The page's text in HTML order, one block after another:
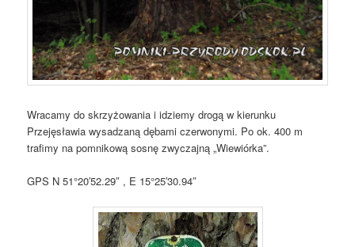
Wracamy do skrzyżowania i idziemy drogą w kierunku
Przejęsławia wysadzaną dębami czerwonymi. Po ok. 400 m
trafimy na pomnikową sosnę zwyczajną „Wiewiórka”.
GPS N 51°20′52.29″ , E 15°25′30.94″